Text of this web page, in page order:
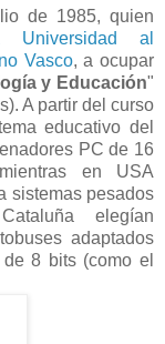
de 1985, quien
al
Vasco, a ocupar
y Educación"
A partir del curso
educativo del
PC de 16
en USA
sistemas pesados
elegían
adaptados
8 bits (como el